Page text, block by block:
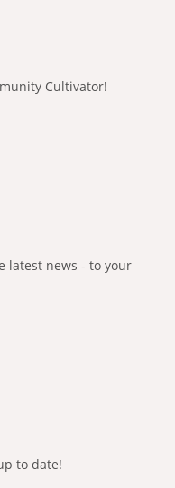
Cultivator!
latest news - to your
to date!